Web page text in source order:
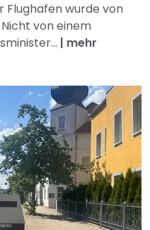
Flughafen wurde von
von einem
| mehr